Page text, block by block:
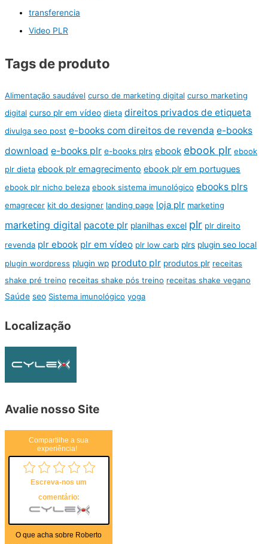
transferencia
Video PLR
Tags de produto
Alimentação saudável curso de marketing digital curso marketing
digital curso plr em vídeo dieta direitos privados de etiqueta
divulga seo post e-books com direitos de revenda e-books
download e-books plr e-books plrs ebook ebook plr ebook
plr dieta ebook plr emagrecimento ebook plr em portugues
ebook plr nicho beleza ebook sistema imunológico ebooks plrs
emagrecer kit do designer landing page loja plr marketing
marketing digital pacote plr planilhas excel plr plr direito
revenda plr ebook plr em vídeo plr low carb plrs plugin seo local
plugin wordpress plugin wp produto plr produtos plr receitas
shake pré treino receitas shake pós treino receitas shake vegano
Saúde seo Sistema imunológico yoga
Localização
Avalie nosso Site
Compartilhe a sua
experiência!
Escreva-nos um
comentário:
O que acha sobre Roberto